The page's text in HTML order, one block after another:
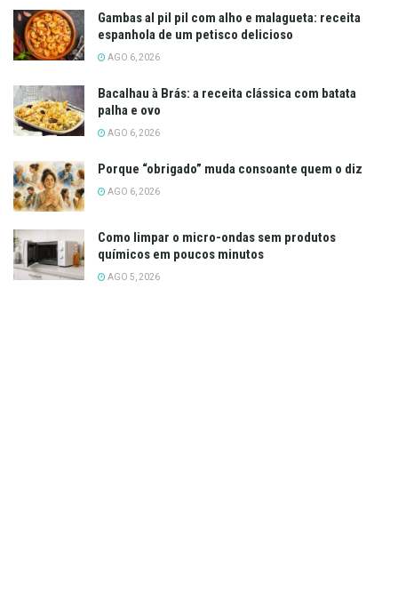
Gambas al pil pil com alho e malagueta: receita
espanhola de um petisco delicioso
AGO 6, 2026
Bacalhau à Brás: a receita clássica com batata
palha e ovo
AGO 6, 2026
Porque “obrigado” muda consoante quem o diz
AGO 6, 2026
Como limpar o micro-ondas sem produtos
químicos em poucos minutos
AGO 5, 2026